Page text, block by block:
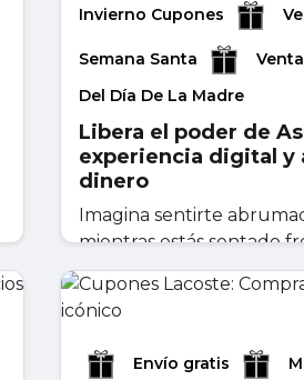
Invierno Cupones
Semana Santa
Del Día De La Madre
Libera el poder de
experiencia digital y
dinero
Imagina sentirte
mientras estás sentado
m...
abril 29, 2026
Leer másr
Envío gratis